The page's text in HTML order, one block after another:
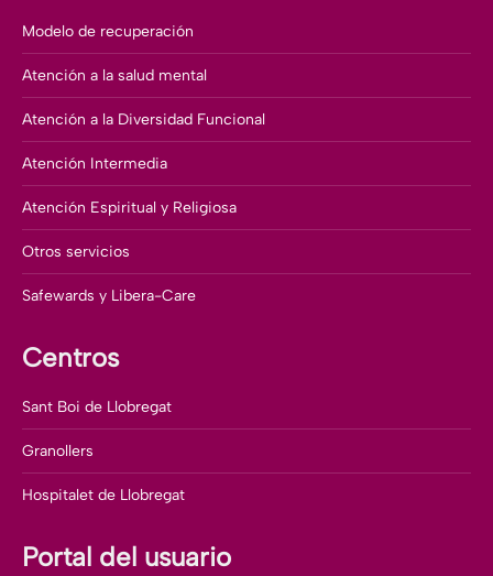
Modelo de recuperación
Atención a la salud mental
Atención a la Diversidad Funcional
Atención Intermedia
Atención Espiritual y Religiosa
Otros servicios
Safewards y Libera-Care
Centros
Sant Boi de Llobregat
Granollers
Hospitalet de Llobregat
Portal del usuario